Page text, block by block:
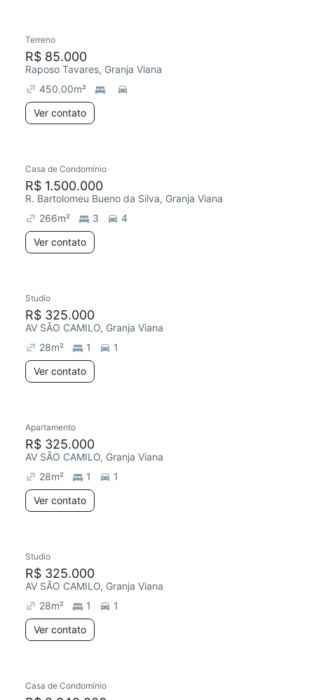
Terreno
R$ 85.000
Raposo Tavares, Granja Viana
450.00m²
Ver contato
Redecorar
Casa de Condomínio
R$ 1.500.000
R. Bartolomeu Bueno da Silva, Granja Viana
266m² 3
4
Ver contato
Studio
R$ 325.000
AV SÃO CAMILO, Granja Viana
28m² 1
1
Ver contato
Redecorar
Apartamento
R$ 325.000
AV SÃO CAMILO, Granja Viana
28m² 1
1
Ver contato
Studio
R$ 325.000
AV SÃO CAMILO, Granja Viana
28m² 1
1
Ver contato
Casa de Condomínio